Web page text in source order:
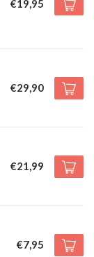
€19,95
€29,90
€21,99
€7,95